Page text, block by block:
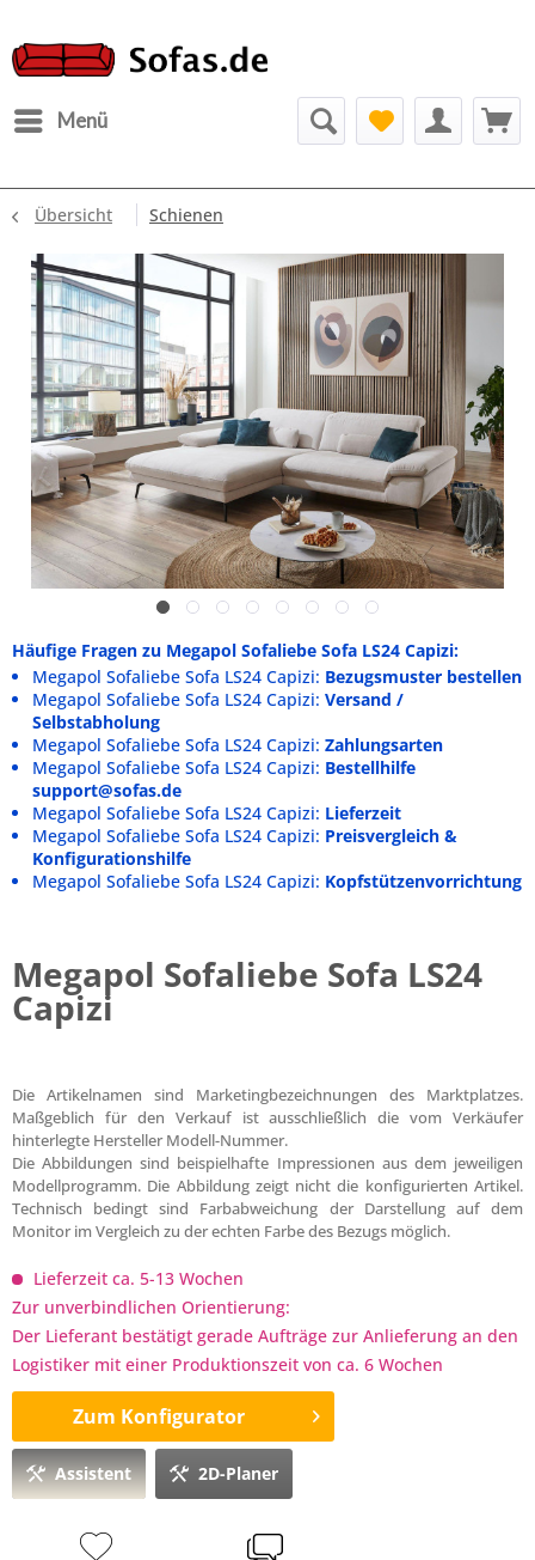
Menü
Übersicht Schienen
Häufige Fragen zu Megapol Sofaliebe Sofa LS24 Capizi:
Megapol Sofaliebe Sofa LS24 Capizi: Bezugsmuster bestellen
Megapol Sofaliebe Sofa LS24 Capizi: Versand /
Selbstabholung
Megapol Sofaliebe Sofa LS24 Capizi: Zahlungsarten
Megapol Sofaliebe Sofa LS24 Capizi: Bestellhilfe
support@sofas.de
Megapol Sofaliebe Sofa LS24 Capizi: Lieferzeit
Megapol Sofaliebe Sofa LS24 Capizi: Preisvergleich &
Konfigurationshilfe
Megapol Sofaliebe Sofa LS24 Capizi: Kopfstützenvorrichtung
Megapol Sofaliebe Sofa LS24
Capizi
Die Artikelnamen sind Marketingbezeichnungen des Marktplatzes.
Maßgeblich für den Verkauf ist ausschließlich die vom Verkäufer
hinterlegte Hersteller Modell-Nummer.
Die Abbildungen sind beispielhafte Impressionen aus dem jeweiligen
Modellprogramm. Die Abbildung zeigt nicht die konfigurierten Artikel.
Technisch bedingt sind Farbabweichung der Darstellung auf dem
Monitor im Vergleich zu der echten Farbe des Bezugs möglich.
Lieferzeit ca. 5-13 Wochen
Zur unverbindlichen Orientierung:
Der Lieferant bestätigt gerade Aufträge zur Anlieferung an den
Logistiker mit einer Produktionszeit von ca. 6 Wochen
Zum Konfigurator
Assistent 2D-Planer